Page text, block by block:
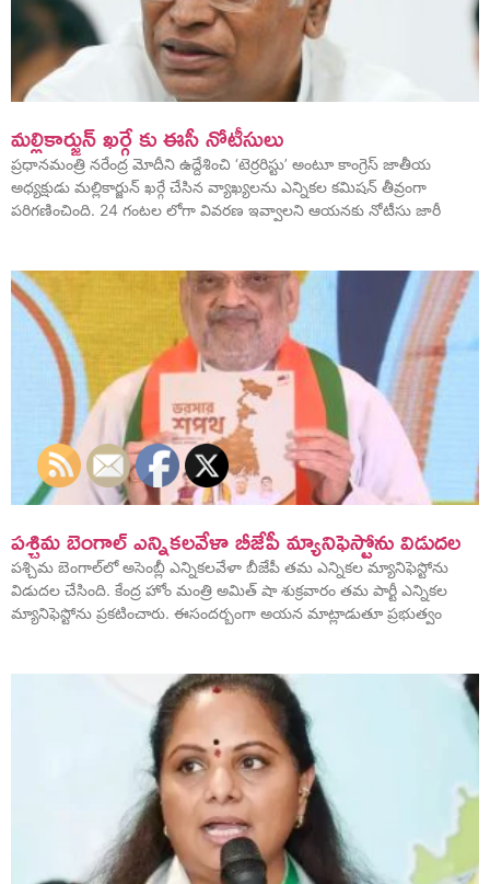
మల్లికార్జున్ ఖర్గే కు ఈసీ నోటీసులు
ప్రధానమంత్రి నరేంద్ర మోదీని ఉద్దేశించి ‘టెర్రరిస్టు’ అంటూ కాంగ్రెస్ జాతీయ
అధ్యక్షుడు మల్లికార్జున్ ఖర్గే చేసిన వ్యాఖ్యలను ఎన్నికల కమిషన్ తీవ్రంగా
పరిగణించింది. 24 గంటల లోగా వివరణ ఇవ్వాలని ఆయనకు నోటీసు జారీ
పశ్చిమ బెంగాల్‌ ఎన్నికలవేళా బీజేపీ మ్యానిఫెస్టోను విడుదల
పశ్చిమ బెంగాల్‌లో అసెంబ్లీ ఎన్నికలవేళా బీజేపీ తమ ఎన్నికల మ్యానిఫెస్టోను
విడుదల చేసింది. కేంద్ర హోం మంత్రి అమిత్‌ షా శుక్రవారం తమ పార్టీ ఎన్నికల
మ్యానిఫెస్టోను ప్రకటించారు. ఈసందర్బంగా అయన మాట్లాడుతూ ప్రభుత్వం